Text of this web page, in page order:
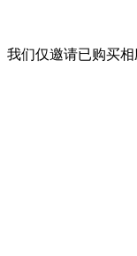
我们仅邀请已购买